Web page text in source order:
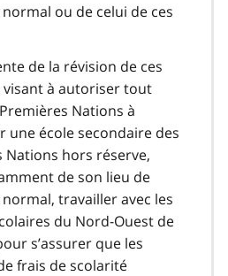
ou de celui de ces
de la révision de ces
à autoriser tout
Nations à
une école secondaire des
Nations hors réserve,
de son lieu de
travailler avec les
du Nord-Ouest de
s’assurer que les
frais de scolarité